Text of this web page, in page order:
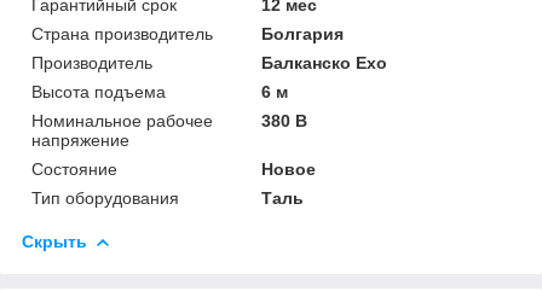
Гарантийный срок
12 мес
Страна производитель
Болгария
Производитель
Балканско Ехо
Высота подъема
6 м
Номинальное рабочее
напряжение
380 В
Состояние
Новое
Тип оборудования
Таль
Скрыть